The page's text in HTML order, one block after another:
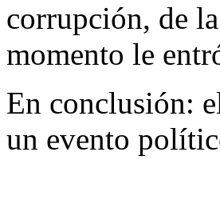
corrupción, de
momento le
En conclusión:
un evento